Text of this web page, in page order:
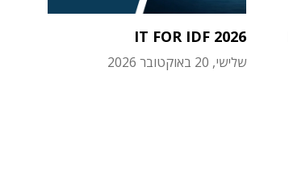
IT FOR IDF 2026
שלישי, 20 באוקטובר 2026